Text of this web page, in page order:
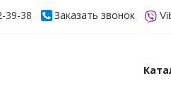
39-38 Заказать звонок